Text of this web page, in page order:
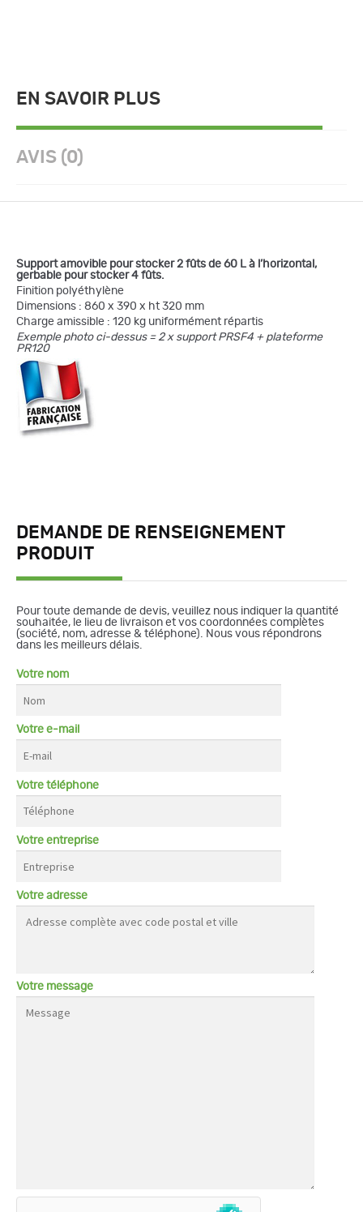
EN SAVOIR PLUS
AVIS (0)
Support amovible pour stocker 2 fûts de 60 L à l’horizontal,
gerbable pour stocker 4 fûts.
Finition polyéthylène
Dimensions : 860 x 390 x ht 320 mm
Charge amissible : 120 kg uniformément répartis
Exemple photo ci-dessus = 2 x support PRSF4 + plateforme
PR120
DEMANDE DE RENSEIGNEMENT
PRODUIT
Pour toute demande de devis, veuillez nous indiquer la quantité
souhaitée, le lieu de livraison et vos coordonnées complètes
(société, nom, adresse & téléphone). Nous vous répondrons
dans les meilleurs délais.
Votre nom
Votre e-mail
Votre téléphone
Votre entreprise
Votre adresse
Votre message